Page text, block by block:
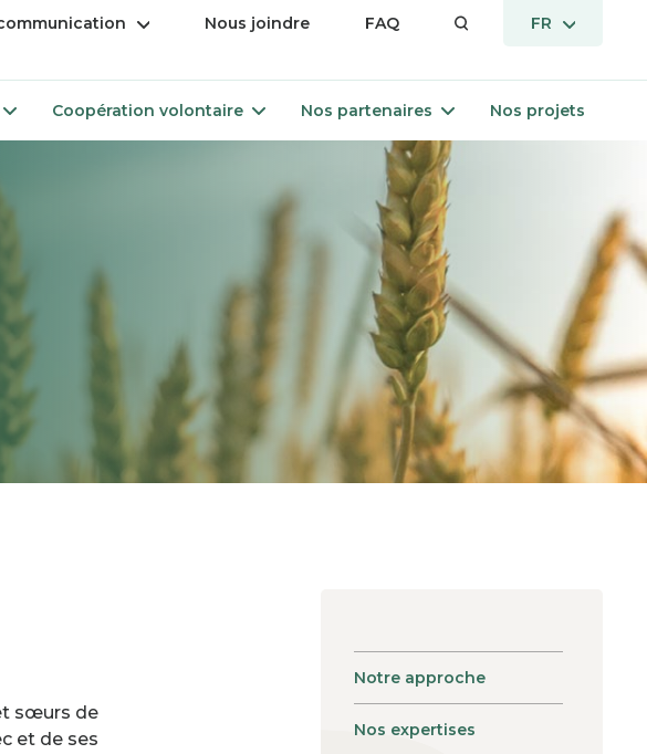
Ouvrir Nous joindre FAQ FR OUVRIR
Ouvrir Coopération volontaire Ouvrir
menu
Nos partenaires Ouvrir
menu
Nos projets
sœurs de
et de ses
Notre approche
Nos expertises